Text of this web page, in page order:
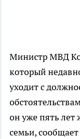
Министр МВД
который
уходит с
он уже пять лет
семьи,